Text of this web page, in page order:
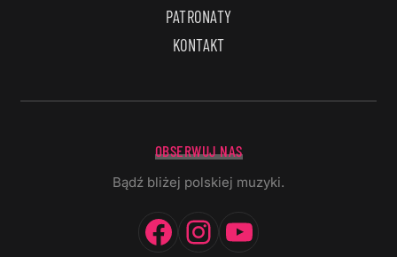
PATRONATY
KONTAKT
OBSERWUJ NAS
Bądź bliżej polskiej muzyki.
Facebook
Instagram